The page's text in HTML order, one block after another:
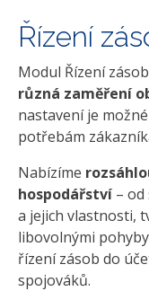
Řízení
Modul Řízení
různá zaměření
nastavení je
potřebám
Nabízíme
hospodářství –
a jejich vlastnosti,
libovolnými
řízení zásob do
spojováků.